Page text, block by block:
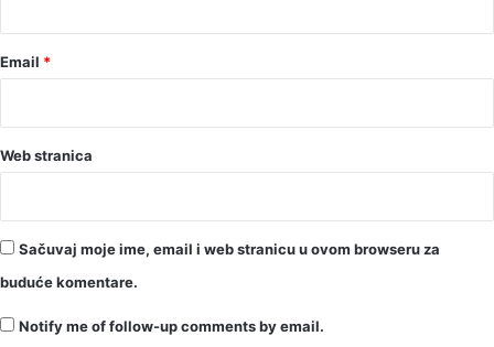
Email *
Web stranica
Sačuvaj moje ime, email i web stranicu u ovom browseru za
buduće komentare.
Notify me of follow-up comments by email.